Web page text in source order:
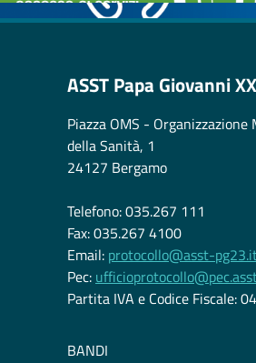
ASST Papa Giovanni
Piazza OMS - Organizzazione
della Sanità, 1
24127 Bergamo
Telefono: 035.267 111
Fax: 035.267 4100
Email: protocollo@asst-
Pec:
Partita IVA e Codice Fiscale:
BANDI